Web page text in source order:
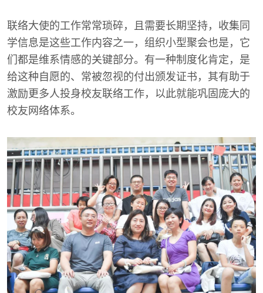
联络大使的工作常常琐碎，且需要长期坚持，收集同
学信息是这些工作内容之一，组织小型聚会也是，它
们都是维系情感的关键部分。有一种制度化肯定，是
给这种自愿的、常被忽视的付出颁发证书，其有助于
激励更多人投身校友联络工作，以此就能巩固庞大的
校友网络体系。